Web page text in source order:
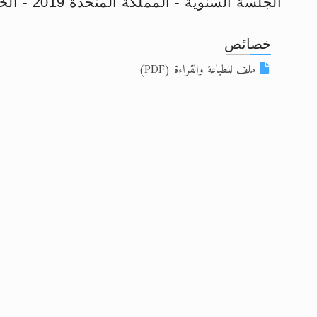
خصائص
ملف للطباعة والقراءة (PDF)